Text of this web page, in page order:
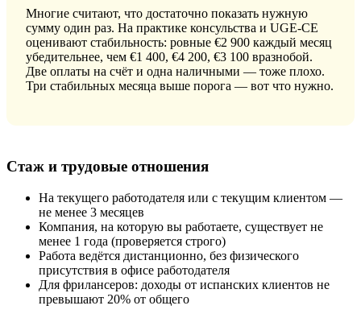
Многие считают, что достаточно показать нужную
сумму один раз. На практике консульства и UGE-CE
оценивают стабильность: ровные €2 900 каждый месяц
убедительнее, чем €1 400, €4 200, €3 100 вразнобой.
Две оплаты на счёт и одна наличными — тоже плохо.
Три стабильных месяца выше порога — вот что нужно.
Стаж и трудовые отношения
На текущего работодателя или с текущим клиентом —
не менее 3 месяцев
Компания, на которую вы работаете, существует не
менее 1 года (проверяется строго)
Работа ведётся дистанционно, без физического
присутствия в офисе работодателя
Для фрилансеров: доходы от испанских клиентов не
превышают 20% от общего